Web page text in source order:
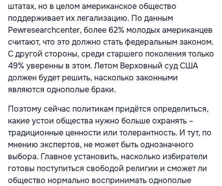
штатах, но в целом американское общество
поддерживает их легализацию. По данным
Pewresearchcenter, более 62% молодых американцев
считают, что это должно стать федеральным законом.
С другой стороны, среди старшего поколения только
49% уверенны в этом. Летом Верховный суд США
должен будет решить, насколько законными
являются однополые браки.
Поэтому сейчас политикам придётся определиться,
какие устои общества нужно больше охранять –
традиционные ценности или толерантность. И тут, по
мнению экспертов, не может быть однозначного
выбора. Главное установить, насколько избиратели
готовы поступиться свободой религии и сможет ли
общество нормально воспринимать однополые